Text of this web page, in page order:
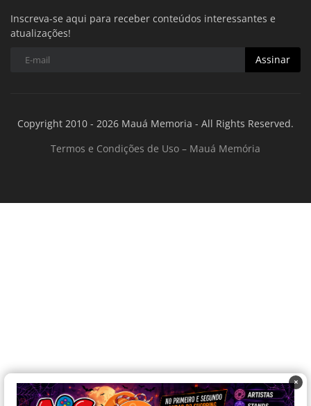
Inscreva-se aqui para receber conteúdos interessantes e
atualizações!
Assinar
Copyright 2010 - 2026 Mauá Memoria - All Rights Reserved.
Termos e Condições de Uso – Mauá Memória
×